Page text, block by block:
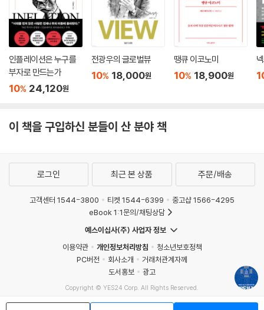
넘어 정밀 농업과 국방 산업의 게임 체인저가 되고 있다.
로봇 청소기 시장의 경쟁 양상도 흥미롭다. 단순히 바닥을 훑는 수준을 지
나, AI 반도체를 통해 양말이나 전선 같은 미세한 장애물을 정확히 인식해
회피하고, 바닥의 재질을 스스로 판단해 흡입력을 조절하는 수준에 이르렀
다. 저자는 중국 기업들이 독점하다시피 한 이 시장에서 한국 가전 기업들
이 온디바이스 AI 반도체로 어떻게 반격의 기회를 잡아야 하는지 분석한
다. 또한, 지능형 CCTV가 화재 예방과 산업 안전 관리에서 어떻게 골든타
AI가 실시간으로 분석해 오작동 없는 화재 감지를 실현하고, 작업자의 쓰
러짐이나 안전모 미착용을 즉각 포착해 대형 사고를 막는 현장의 사례를
너지를 최적화하고 가전끼리 소통하는 지능형 홈 생태계의 미래를 보여준
사전적 의미에서 ‘X’는 ‘정해지지 않은’이라는 형용사지만, 또한 ‘everythi
책 『AI 반도체 전쟁』은 모든 것이 지능화되는 이 시대가 우리에게 위기이
자 기회라고 말한다. 반도체 강국이자 제조업 강국인 대한민국의 강점을
살려 AI 반도체와 피지컬 AI 시장을 선점하는 전략, 이 책이 그 험난한 전쟁
터에서 승리할 수 있는 가장 확실한 이정표가 되어줄 것이다.
인플레이션은 누구를
부자로 만드는가
10% 24,120원
전광우의 글로벌뷰
10% 18,000원
땡큐 이코노미
10% 18,900원
이 책을 구입하신 분들이 산 분야 책
로그인 최근 본 상품 주문/배송
고객센터 1544-3800 티켓 1544-6399
중고샵 1566-4295
eBook 1:1문의/채팅상담
예스이십사(주) 사업자 정보
이용약관
개인정보처리방침
청소년보호정책
PC버전
회사소개
거래처관계자께
도서홍보
광고
Copyright © YES24 Corp. All Rights Reserved.